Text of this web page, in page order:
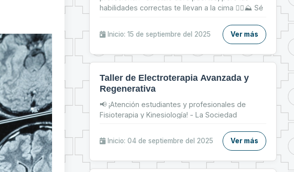
habilidades correctas te llevan a la cima 🧗‍♀⛰ Sé
para: 📌 Fortalecer tu CV 📝 📌 Brillar en
entrevistas de trabajo 💬 📌 Dar tus primeros
Inicio: 15 de septiembre del 2025 Ver más
Taller de Electroterapia Avanzada y
Regenerativa
📢 ¡Atención estudiantes y profesionales de
Fisioterapia y Kinesiología! - La Sociedad
Kinesiología te invita al: ✨ Taller de Electroterapia
Avanzada y Regenerativa ✨
Inicio: 04 de septiembre del 2025 Ver más